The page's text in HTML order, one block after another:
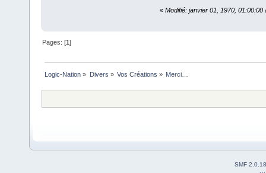
« Modifié: janvier 01, 1970, 01:00:00
Pages: [1]
Logic-Nation » Divers » Vos Créations » Merci…
SMF 2.0.18